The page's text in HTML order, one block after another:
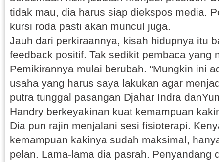
tidak mau, dia harus siap diekspos media.
kursi roda pasti akan muncul juga.
Jauh dari perkiraannya, kisah hidupnya itu
feedback positif. Tak sedikit pembaca yang
Pemikirannya mulai berubah. “Mungkin ini
usaha yang harus saya lakukan agar
putra tunggal pasangan Djahar Indra
Handry berkeyakinan kuat kemampuan
Dia pun rajin menjalani sesi fisioterapi.
kemampuan kakinya sudah maksimal,
pelan. Lama-lama dia pasrah. Penyandang